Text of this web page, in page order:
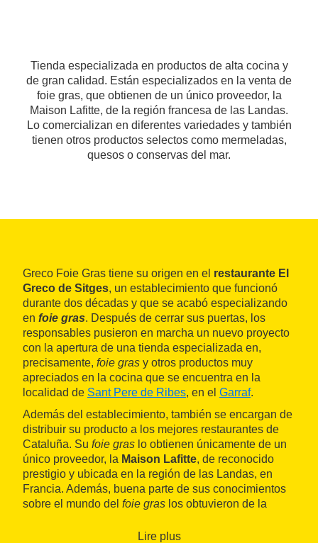
Tienda especializada en productos de alta cocina y
de gran calidad. Están especializados en la venta de
foie gras, que obtienen de un único proveedor, la
Maison Lafitte, de la región francesa de las Landas.
Lo comercializan en diferentes variedades y también
tienen otros productos selectos como mermeladas,
quesos o conservas del mar.
Greco Foie Gras tiene su origen en el restaurante El
Greco de Sitges, un establecimiento que funcionó
durante dos décadas y que se acabó especializando
en foie gras. Después de cerrar sus puertas, los
responsables pusieron en marcha un nuevo proyecto
con la apertura de una tienda especializada en,
precisamente, foie gras y otros productos muy
apreciados en la cocina que se encuentra en la
localidad de Sant Pere de Ribes, en el Garraf.
Además del establecimiento, también se encargan de
distribuir su producto a los mejores restaurantes de
Cataluña. Su foie gras lo obtienen únicamente de un
único proveedor, la Maison Lafitte, de reconocido
prestigio y ubicada en la región de las Landas, en
Francia. Además, buena parte de sus conocimientos
sobre el mundo del foie gras los obtuvieron de la
Lire plus